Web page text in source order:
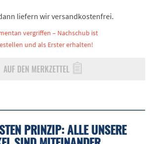
vergriffen – Nachschub ist
und als Erster erhalten!
AUF DEN MERKZETTEL
liefern wir versandkostenfrei.
PRINZIP: ALLE UNSERE